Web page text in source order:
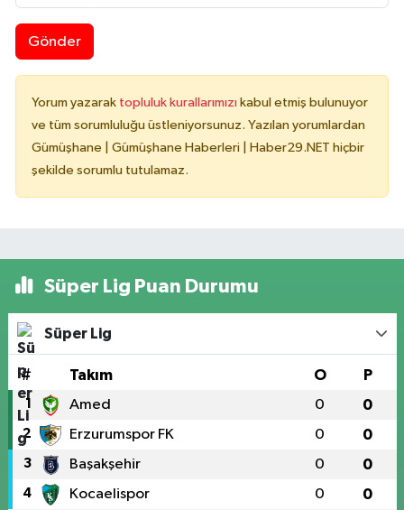
Gönder
Yorum yazarak topluluk kurallarımızı kabul etmiş bulunuyor
ve tüm sorumluluğu üstleniyorsunuz. Yazılan yorumlardan
Gümüşhane | Gümüşhane Haberleri | Haber29.NET hiçbir
şekilde sorumlu tutulamaz.
Süper Lig Puan Durumu
Süper Lig
# Takım O P
1 Amed 0 0
2 Erzurumspor FK 0 0
3 Başakşehir 0 0
4 Kocaelispor 0 0